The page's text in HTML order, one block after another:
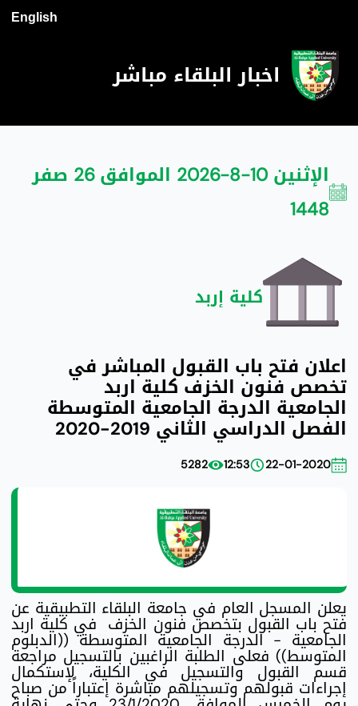
English
اخبار البلقاء مباشر
الإثنين 10-8-2026 الموافق 26 صفر
1448
كلية إربد
اعلان فتح باب القبول المباشر في
تخصص فنون الخزف كلية اربد
الجامعية الدرجة الجامعية المتوسطة
الفصل الدراسي الثاني 2019-2020
22-01-2020
12:53
5282
يعلن المسجل العام في جامعة البلقاء التطبيقية عن
فتح باب القبول بتخصص فنون الخزف في كلية اربد
الجامعية - الدرجة الجامعية المتوسطة ((الدبلوم
المتوسط)) فعلى الطلبة الراغبين بالتسجيل مراجعة
قسم القبول والتسجيل في الكلية، لإستكمال
إجراءات قبولهم وتسجيلهم مباشرة إعتباراً من صباح